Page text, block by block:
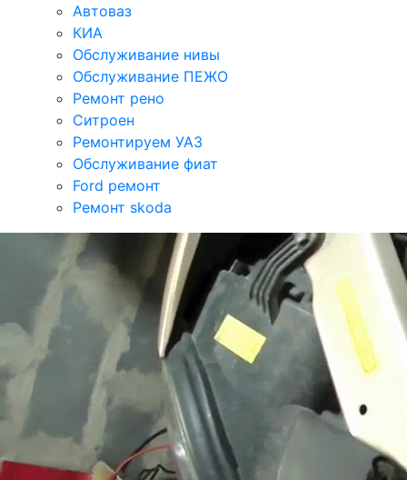
Автоваз
КИА
Обслуживание нивы
Обслуживание ПЕЖО
Ремонт рено
Ситроен
Ремонтируем УАЗ
Обслуживание фиат
Ford ремонт
Ремонт skoda